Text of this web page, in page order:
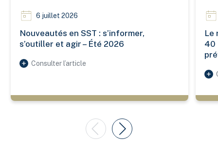
6 juillet 2026
Nouveautés en SST : s’informer,
s’outiller et agir – Été 2026
Consulter l’article
Le
40